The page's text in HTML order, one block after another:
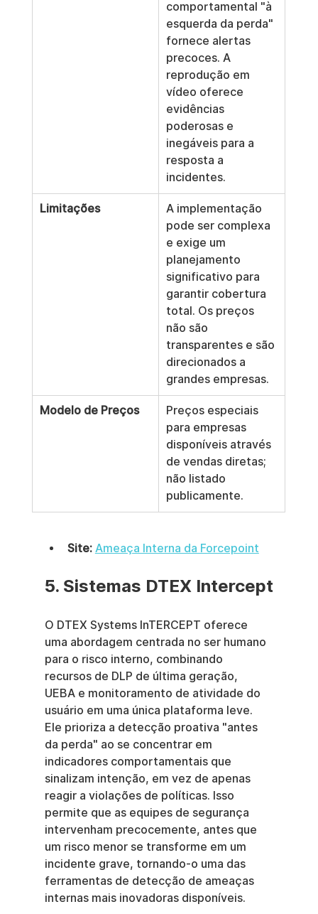
comportamental "à
esquerda da perda"
fornece alertas
precoces. A
reprodução em
vídeo oferece
evidências
poderosas e
inegáveis para a
resposta a
incidentes.
Limitações
A implementação
pode ser complexa
e exige um
planejamento
significativo para
garantir cobertura
total. Os preços
não são
transparentes e são
direcionados a
grandes empresas.
Modelo de Preços
Preços especiais
para empresas
disponíveis através
de vendas diretas;
não listado
publicamente.
Site: Ameaça Interna da Forcepoint
5. Sistemas DTEX Intercept
O DTEX Systems InTERCEPT oferece
uma abordagem centrada no ser humano
para o risco interno, combinando
recursos de DLP de última geração,
UEBA e monitoramento de atividade do
usuário em uma única plataforma leve.
Ele prioriza a detecção proativa "antes
da perda" ao se concentrar em
indicadores comportamentais que
sinalizam intenção, em vez de apenas
reagir a violações de políticas. Isso
permite que as equipes de segurança
intervenham precocemente, antes que
um risco menor se transforme em um
incidente grave, tornando-o uma das
ferramentas de detecção de ameaças
internas mais inovadoras disponíveis.